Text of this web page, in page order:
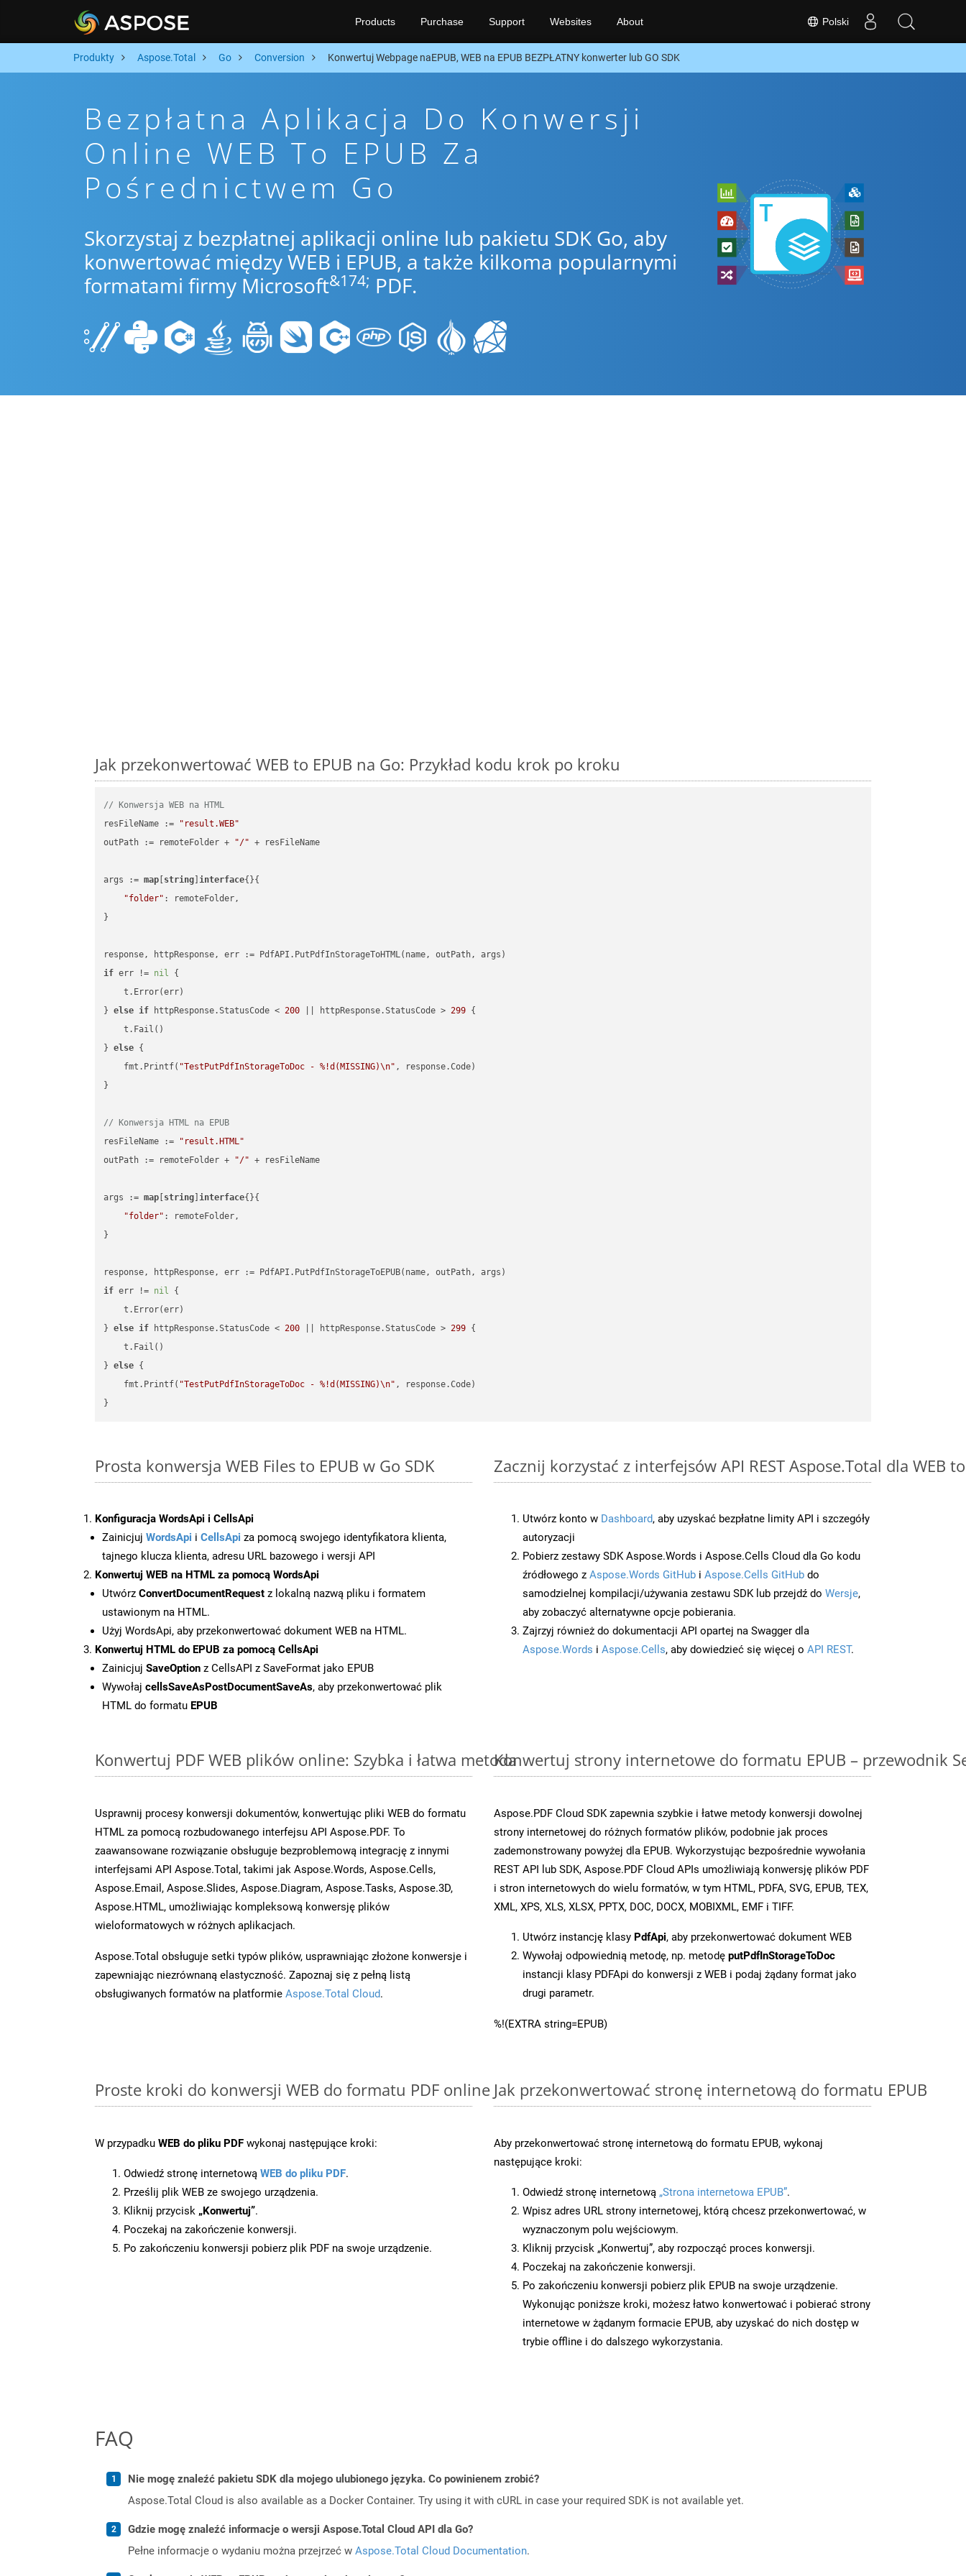
Polski
Products Purchase Support Websites About
Produkty Aspose.Total Go Conversion Konwertuj Webpage naEPUB, WEB na EPUB BEZPŁATNY konwerter lub GO SDK
Bezpłatna Aplikacja Do Konwersji
Online WEB To EPUB Za
Pośrednictwem Go
Skorzystaj z bezpłatnej aplikacji online lub pakietu SDK Go, aby
konwertować między WEB i EPUB, a także kilkoma popularnymi
formatami firmy Microsoft&174; PDF.
Jak przekonwertować WEB to EPUB na Go: Przykład kodu krok po kroku
// Konwersja WEB na HTML
resFileName :=
"result.WEB"
outPath := remoteFolder +
"/" + resFileName
args := map string ]interface{}{
"folder" : remoteFolder,
}
if err != nil {
    t.Error(err)
} else if httpResponse.StatusCode < 200 || httpResponse.StatusCode > 299 {
    t.Fail()
} else {
    fmt.Printf(
"TestPutPdfInStorageToDoc - %!d(MISSING)\n" , response.Code)
}
// Konwersja HTML na EPUB
resFileName :=
"result.HTML"
outPath := remoteFolder +
"/" + resFileName
args := map string ]interface{}{
"folder" : remoteFolder,
}
if err != nil {
    t.Error(err)
} else if httpResponse.StatusCode < 200 || httpResponse.StatusCode > 299 {
    t.Fail()
} else {
    fmt.Printf(
"TestPutPdfInStorageToDoc - %!d(MISSING)\n" , response.Code)
Prosta konwersja WEB Files to EPUB w Go SDK
Konfiguracja WordsApi i CellsApi
Zainicjuj WordsApi i CellsApi za pomocą swojego identyfikatora klienta,
tajnego klucza klienta, adresu URL bazowego i wersji API
Konwertuj WEB na HTML za pomocą WordsApi
Utwórz ConvertDocumentRequest z lokalną nazwą pliku i formatem
ustawionym na HTML.
Użyj WordsApi, aby przekonwertować dokument WEB na HTML.
Konwertuj HTML do EPUB za pomocą CellsApi
Zainicjuj SaveOption z CellsAPI z SaveFormat jako EPUB
Wywołaj cellsSaveAsPostDocumentSaveAs, aby przekonwertować plik
HTML do formatu EPUB
Zacznij korzystać z interfejsów API REST Aspose.Total dla WEB
Utwórz konto w Dashboard, aby uzyskać bezpłatne limity API i szczegóły
autoryzacji
Pobierz zestawy SDK Aspose.Words i Aspose.Cells Cloud dla Go kodu
źródłowego z Aspose.Words GitHub i Aspose.Cells GitHub do
samodzielnej kompilacji/używania zestawu SDK lub przejdź do Wersje,
aby zobaczyć alternatywne opcje pobierania.
Zajrzyj również do dokumentacji API opartej na Swagger dla
Aspose.Words i Aspose.Cells, aby dowiedzieć się więcej o API REST.
Konwertuj PDF WEB plików online: Szybka i łatwa metoda
Usprawnij procesy konwersji dokumentów, konwertując pliki WEB do formatu
HTML za pomocą rozbudowanego interfejsu API Aspose.PDF. To
zaawansowane rozwiązanie obsługuje bezproblemową integrację z innymi
interfejsami API Aspose.Total, takimi jak Aspose.Words, Aspose.Cells,
Aspose.Email, Aspose.Slides, Aspose.Diagram, Aspose.Tasks, Aspose.3D,
Aspose.HTML, umożliwiając kompleksową konwersję plików
wieloformatowych w różnych aplikacjach.
Aspose.Total obsługuje setki typów plików, usprawniając złożone konwersje i
zapewniając niezrównaną elastyczność. Zapoznaj się z pełną listą
obsługiwanych formatów na platformie Aspose.Total Cloud.
Konwertuj strony internetowe do formatu EPUB – przewodnik
Aspose.PDF Cloud SDK zapewnia szybkie i łatwe metody konwersji dowolnej
strony internetowej do różnych formatów plików, podobnie jak proces
zademonstrowany powyżej dla EPUB. Wykorzystując bezpośrednie wywołania
REST API lub SDK, Aspose.PDF Cloud APIs umożliwiają konwersję plików PDF
i stron internetowych do wielu formatów, w tym HTML, PDFA, SVG, EPUB, TEX,
XML, XPS, XLS, XLSX, PPTX, DOC, DOCX, MOBIXML, EMF i TIFF.
Utwórz instancję klasy PdfApi, aby przekonwertować dokument WEB
Wywołaj odpowiednią metodę, np. metodę putPdfInStorageToDoc
instancji klasy PDFApi do konwersji z WEB i podaj żądany format jako
drugi parametr.
%!(EXTRA string=EPUB)
Proste kroki do konwersji WEB do formatu PDF online
W przypadku WEB do pliku PDF wykonaj następujące kroki:
Odwiedź stronę internetową WEB do pliku PDF.
Prześlij plik WEB ze swojego urządzenia.
Kliknij przycisk „Konwertuj”.
Poczekaj na zakończenie konwersji.
Po zakończeniu konwersji pobierz plik PDF na swoje urządzenie.
Jak przekonwertować stronę internetową do formatu EPUB
Aby przekonwertować stronę internetową do formatu EPUB, wykonaj
następujące kroki:
Odwiedź stronę internetową „Strona internetowa EPUB”.
Wpisz adres URL strony internetowej, którą chcesz przekonwertować, w
wyznaczonym polu wejściowym.
Kliknij przycisk „Konwertuj”, aby rozpocząć proces konwersji.
Poczekaj na zakończenie konwersji.
Po zakończeniu konwersji pobierz plik EPUB na swoje urządzenie.
Wykonując poniższe kroki, możesz łatwo konwertować i pobierać strony
internetowe w żądanym formacie EPUB, aby uzyskać do nich dostęp w
trybie offline i do dalszego wykorzystania.
FAQ
Nie mogę znaleźć pakietu SDK dla mojego ulubionego języka. Co powinienem zrobić?
Aspose.Total Cloud is also available as a Docker Container. Try using it with cURL in case your required SDK is not available yet.
Gdzie mogę znaleźć informacje o wersji Aspose.Total Cloud API dla Go?
Pełne informacje o wydaniu można przejrzeć w Aspose.Total Cloud Documentation.